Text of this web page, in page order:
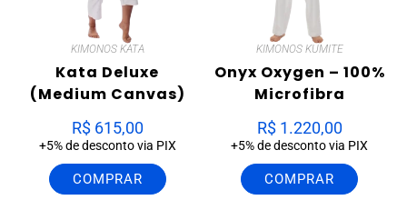
KIMONOS KATA
Kata Deluxe
(Medium Canvas)
R$615,00
+5% de desconto via PIX
COMPRAR
KIMONOS KUMITE
Onyx Oxygen – 100%
Microfibra
R$1.220,00
+5% de desconto via PIX
COMPRAR